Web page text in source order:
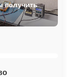
получить